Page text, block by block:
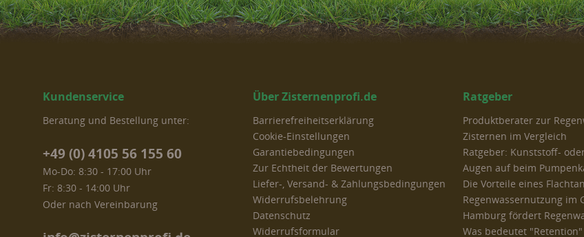
Kundenservice
Beratung und Bestellung unter:
+49 (0) 4105 56 155 60
Mo-Do: 8:30 - 17:00 Uhr
Fr: 8:30 - 14:00 Uhr
Oder nach Vereinbarung
Über Zisternenprofi.de
Barrierefreiheitserklärung
Cookie-Einstellungen
Garantiebedingungen
Zur Echtheit der Bewertungen
Liefer-, Versand- & Zahlungsbedingungen
Widerrufsbelehrung
Datenschutz
Widerrufsformular
Ratgeber
Produktberater zur
Zisternen im Vergleich
Ratgeber: Kunststoff-
Augen auf beim
Die Vorteile eines
Regenwassernutzung im
Hamburg fördert
Was bedeutet